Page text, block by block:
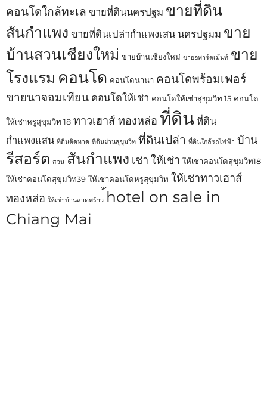
คอนโดใกล้ทะเล ขายที่ดินนครปฐม ขายที่ดิน
สันกำแพง ขายที่ดินเปล่ากำแพงเสน นครปฐมม ขาย
บ้านสวนเชียงใหม่ ขายบ้านเชียงใหม่ ขายอพาร์ตเม้นท์ ขาย
โรงแรม คอนโด คอนโดนานา คอนโดพร้อมเฟอร์
ขายนาจอมเทียน คอนโดให้เช่า คอนโดให้เช่าสุขุมวิท 15 คอนโด
ให้เช่าหรูสุขุมวิท 18 ทาวเฮาส์ ทองหล่อ ที่ดิน ที่ดิน
กำแพงแสน ที่ดินติดหาด ที่ดินย่านสุขุมวิท ที่ดินเปล่า ที่ดินใกล้รถไฟฟ้า บ้าน
รีสอร์ต สวน สันกำแพง เช่า ให้เช่า ให้เช่าคอนโดสุขุมวิท18
ให้เช่าคอนโดสุขุมวิท39 ให้เช่าคอนโดหรูสุขุมวิท ให้เช่าทาวเฮาส์
ทองหล่อ ให้เช่าบ้านลาดพร้าว ้hotel on sale in
Chiang Mai